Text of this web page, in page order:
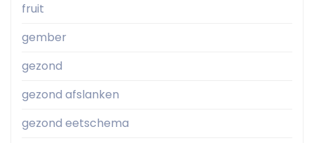
fruit
gember
gezond
gezond afslanken
gezond eetschema